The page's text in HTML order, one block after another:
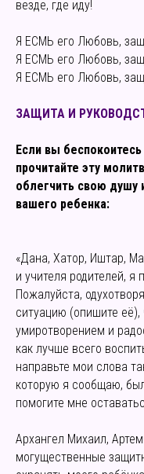
везде, где иду!
Я ЕСМЬ его Любовь,
Я ЕСМЬ его Любовь,
Я ЕСМЬ его Любовь,
ЗАЩИТА И
Если вы
прочитайте эту
облегчить свою душу
вашего ребенка:
«Дана, Хатор, Иштар,
и учителя родителей, я
Пожалуйста,
ситуацию (опишите
умиротворением и
как лучше всего
направьте мои слова
которую я сообщаю,
помогите мне
Архангел Михаил,
могущественные